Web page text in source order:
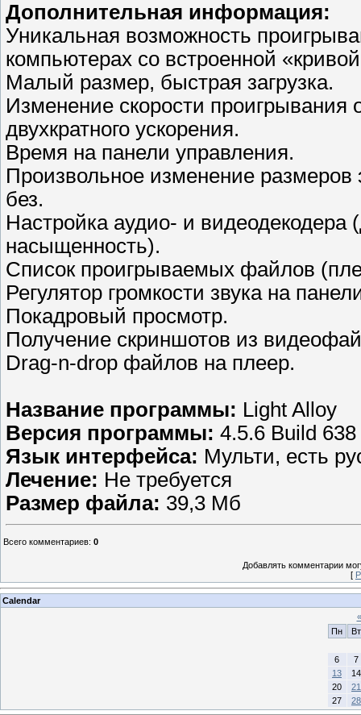
Дополнительная информация:
Уникальная возможность
компьютерах со встроенной
Малый размер, быстрая загрузка.
Изменение скорости проигрывания
двухкратного ускорения.
Время на панели управления.
Произвольное изменение
без.
Настройка аудио- и видеодекодера
насыщенность).
Список проигрываемых файлов
Регулятор громкости звука на
Покадровый просмотр.
Получение скриншотов из
Drag-n-drop файлов на плеер.
Название программы: Light Alloy
Версия программы: 4.5.6 Build 638
Язык интерфейса: Мульти, есть
Лечение: Не требуется
Размер файла: 39,3 Мб
Всего комментариев: 0
Добавлять комментарии
[
Calendar
«
Пн
Вт
6
7
13
14
20
21
27
28